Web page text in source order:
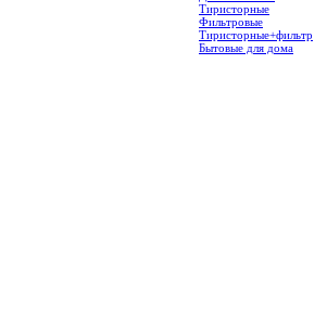
Тиристорные
Фильтровые
Тиристорные+фильтр
Бытовые для дома